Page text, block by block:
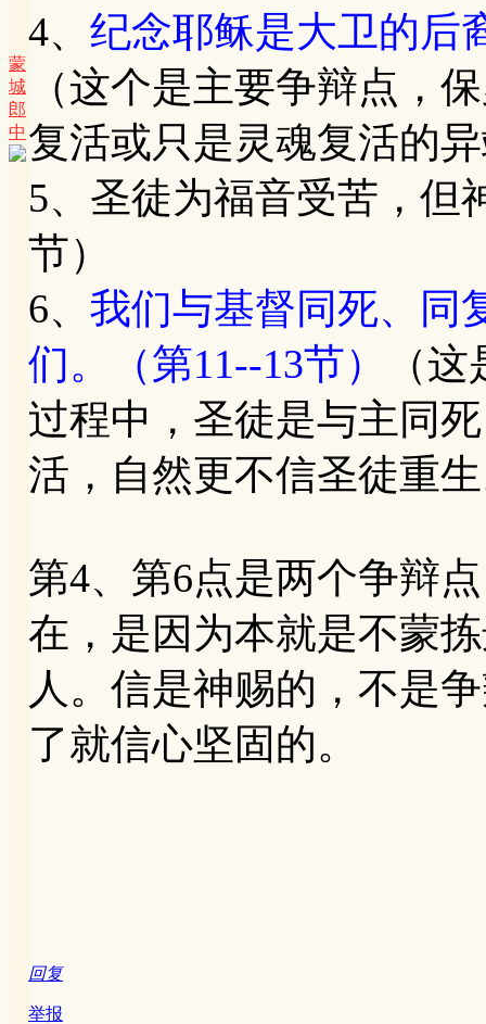
蒙
城
郎
中
4、 纪念耶稣是大卫的后
（这个是主要争辩点，
复活或只是灵魂复活的
5、圣徒为福音受苦，但
节）
6、 我们与基督同死、同
们。（第11--13节）
（
过程中，圣徒是与主同
活，自然更不信圣徒重
第4、第6点是两个争辩
在，是因为本就是不蒙
人。信是神赐的，不是
了就信心坚固的。
回复
举报